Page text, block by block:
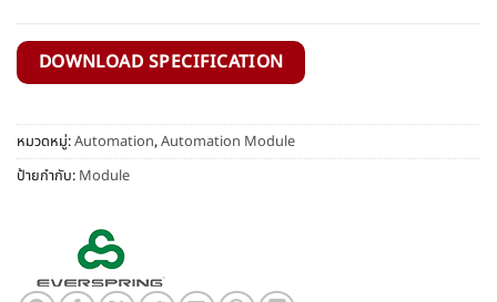
DOWNLOAD SPECIFICATION
หมวดหมู่:Automation,Automation Module
ป้ายกำกับ: Module